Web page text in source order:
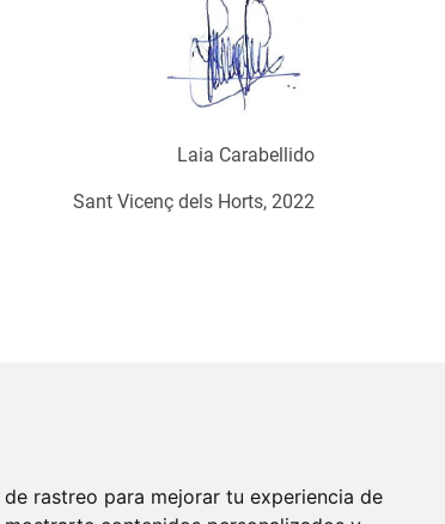
rastreo para mejorar tu experiencia de
Laia Carabellido
Sant Vicenç dels Horts, 2022